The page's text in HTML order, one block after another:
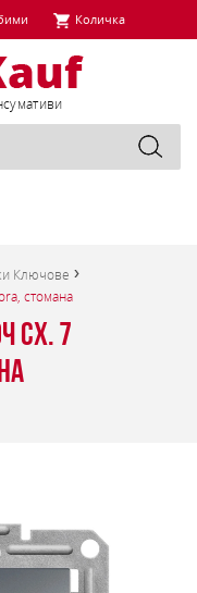
Количка
Ключове
стомана
сх. 7